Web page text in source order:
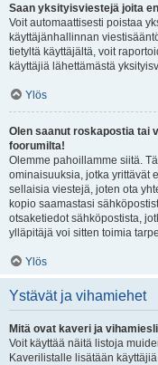
Saan yksityisviestejä joita
Voit automaattisesti poistaa
käyttäjänhallinnan
tietyltä käyttäjältä, voit
käyttäjiä lähettämästä
Ylös
Olen saanut roskapostia tai
foorumilta!
Olemme pahoillamme siitä.
ominaisuuksia, jotka yrittävät
sellaisia viestejä, joten ota
kopio saamastasi
otsaketiedot sähköpostista,
ylläpitäjä voi sitten toimia
Ylös
Ystävät ja vihamiehet
Mitä ovat kaveri ja
Voit käyttää näitä listoja
Kaverilistalle lisätään